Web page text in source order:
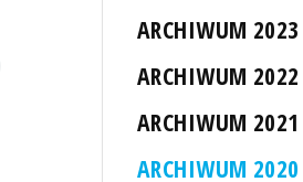
ARCHIWUM 2023
ARCHIWUM 2022
ARCHIWUM 2021
ARCHIWUM 2020